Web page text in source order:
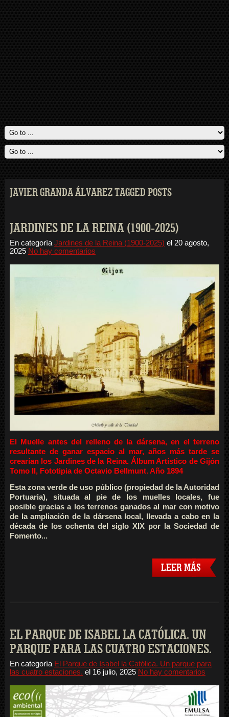
JAVIER GRANDA ÁLVAREZ TAGGED POSTS
JARDINES DE LA REINA (1900-2025)
En categoría Jardines de la Reina (1900-2025) el 20 agosto,
2025 No hay comentarios
El Muelle antes del relleno de la dársena, en el terreno
resultante de ganar espacio al mar, años más tarde se
crearían los Jardines de la Reina. Álbum Artístico de Gijón
Tomo II, Fototipia de Octavio Bellmunt. Año 1894
Esta zona verde de uso público (propiedad de la Autoridad
Portuaria), situada al pie de los muelles locales, fue
posible gracias a los terrenos ganados al mar con motivo
de la ampliación de la dársena local, llevada a cabo en la
década de los ochenta del siglo XIX por la Sociedad de
Fomento...
LEER MÁS
EL PARQUE DE ISABEL LA CATÓLICA. UN
PARQUE PARA LAS CUATRO ESTACIONES.
En categoría El Parque de Isabel la Católica. Un parque para
las cuatro estaciones. el 16 julio, 2025 No hay comentarios